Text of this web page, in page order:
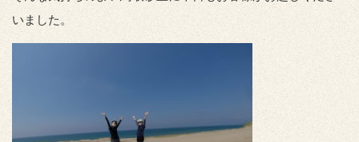
いました。